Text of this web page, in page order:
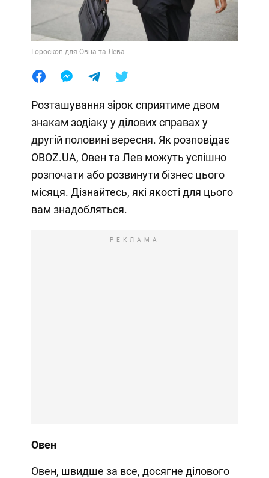
Гороскоп для Овна та Лева
Розташування зірок сприятиме двом
знакам зодіаку у ділових справах у
другій половині вересня. Як розповідає
OBOZ.UA, Овен та Лев можуть успішно
розпочати або розвинути бізнес цього
місяця. Дізнайтесь, які якості для цього
вам знадобляться.
РЕКЛАМА
Овен
Овен, швидше за все, досягне ділового